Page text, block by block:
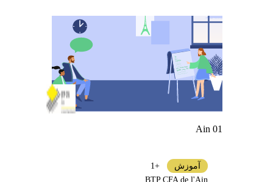
Ain 01
آموزش
+1
BTP CFA de l'Ain